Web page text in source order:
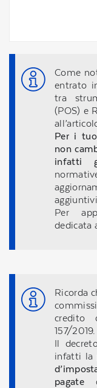
Come
entrato
tra
(POS) e
Per i
non
infatti
Per
dedicata
Ricorda
credito
157/2019.
Il
infatti la
pagate